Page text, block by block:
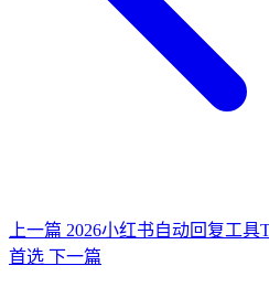
上一篇 2026小红书自动回复工具
首选 下一篇